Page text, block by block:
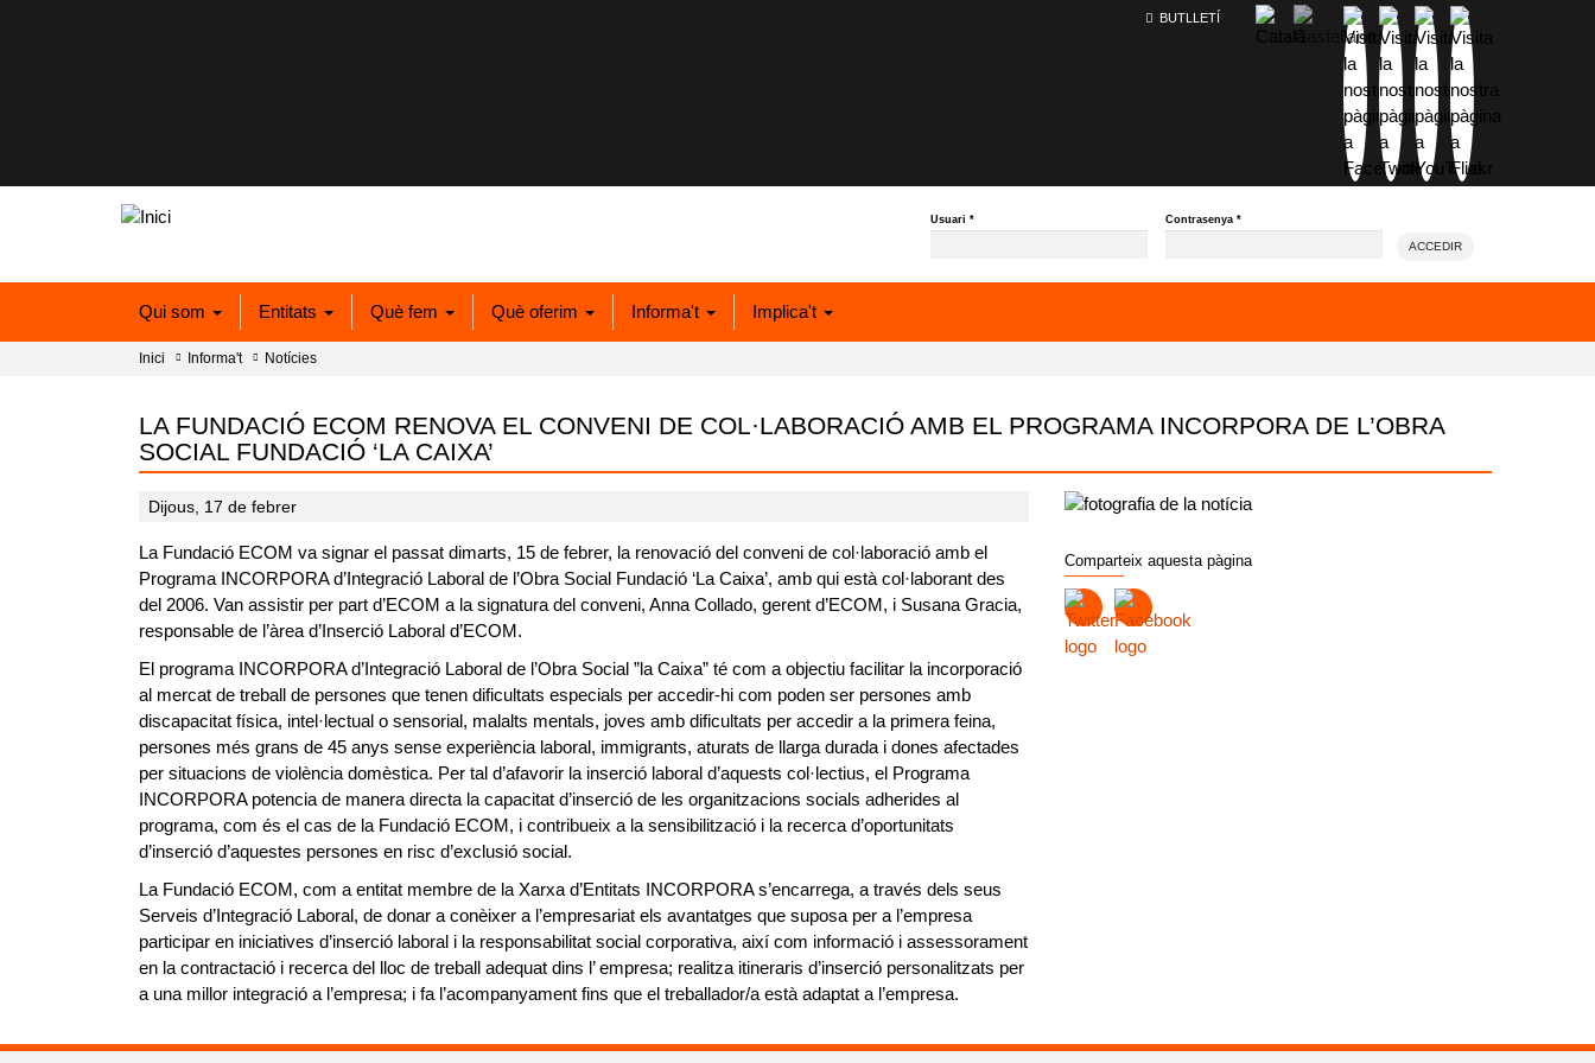
BUTLLETÍ
Usuari* Contrasenya*
ACCEDIR
Qui som Entitats Què fem Què oferim Informa't Implica't
Inici Informa't Notícies
LA FUNDACIÓ ECOM RENOVA EL CONVENI DE COL·LABORACIÓ AMB EL PROGRAMA INCORPORA DE L’OBRA
SOCIAL FUNDACIÓ ‘LA CAIXA’
Dijous, 17 de febrer
La Fundació ECOM va signar el passat dimarts, 15 de febrer, la renovació del conveni de col·laboració amb el
Programa INCORPORA d’Integració Laboral de l’Obra Social Fundació ‘La Caixa’, amb qui està col·laborant des
del 2006. Van assistir per part d’ECOM a la signatura del conveni, Anna Collado, gerent d’ECOM, i Susana Gracia,
responsable de l’àrea d’Inserció Laboral d’ECOM.
El programa INCORPORA d’Integració Laboral de l’Obra Social ”la Caixa” té com a objectiu facilitar la incorporació
al mercat de treball de persones que tenen dificultats especials per accedir-hi com poden ser persones amb
discapacitat física, intel·lectual o sensorial, malalts mentals, joves amb dificultats per accedir a la primera feina,
persones més grans de 45 anys sense experiència laboral, immigrants, aturats de llarga durada i dones afectades
per situacions de violència domèstica. Per tal d’afavorir la inserció laboral d’aquests col·lectius, el Programa
INCORPORA potencia de manera directa la capacitat d’inserció de les organitzacions socials adherides al
programa, com és el cas de la Fundació ECOM, i contribueix a la sensibilització i la recerca d’oportunitats
d’inserció d’aquestes persones en risc d’exclusió social.
La Fundació ECOM, com a entitat membre de la Xarxa d’Entitats INCORPORA s’encarrega, a través dels seus
Serveis d’Integració Laboral, de donar a conèixer a l’empresariat els avantatges que suposa per a l’empresa
participar en iniciatives d’inserció laboral i la responsabilitat social corporativa, així com informació i assessorament
en la contractació i recerca del lloc de treball adequat dins l’ empresa; realitza itineraris d’inserció personalitzats per
a una millor integració a l’empresa; i fa l’acompanyament fins que el treballador/a està adaptat a l’empresa.
Comparteix aquesta pàgina